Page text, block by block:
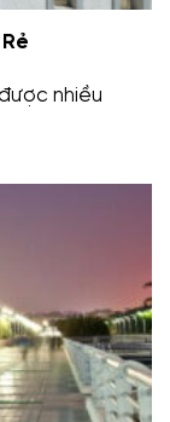
nhiều